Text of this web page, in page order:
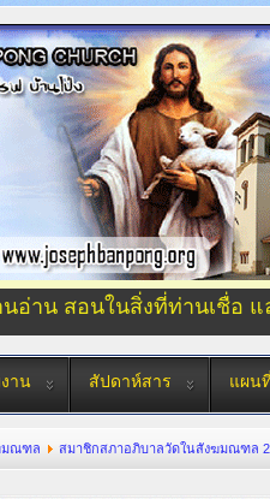
นอ่าน สอนในสิ่งที่ท่านเชื่อ
าน สัปดาห์สาร แผน
มณฑล สมาชิกสภาอภิบาลวัดในสังฆมณฑล